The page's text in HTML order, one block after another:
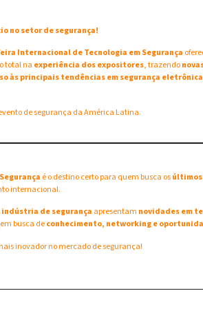
no setor de segurança!
Internacional de Tecnologia em Segurança
total na experiência dos expositores, trazendo
às principais tendências em segurança
de segurança da América Latina.
é o destino certo para quem busca os
internacional.
de segurança apresentam novidades em
busca deconhecimento, networking e
inovador no mercado de segurança!